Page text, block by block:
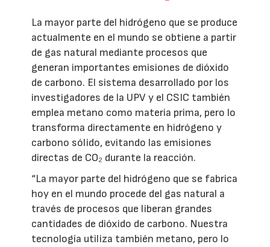
La mayor parte del hidrógeno que se produce
actualmente en el mundo se obtiene a partir
de gas natural mediante procesos que
generan importantes emisiones de dióxido
de carbono. El sistema desarrollado por los
investigadores de la UPV y el CSIC también
emplea metano como materia prima, pero lo
transforma directamente en hidrógeno y
carbono sólido, evitando las emisiones
directas de CO₂ durante la reacción.
“La mayor parte del hidrógeno que se fabrica
hoy en el mundo procede del gas natural a
través de procesos que liberan grandes
cantidades de dióxido de carbono. Nuestra
tecnología utiliza también metano, pero lo